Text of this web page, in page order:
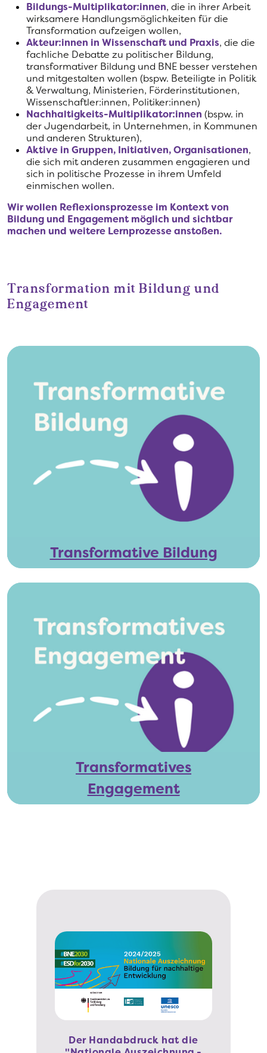
Bildungs-Multiplikator:innen, die in ihrer Arbeit
wirksamere Handlungsmöglichkeiten für die
Transformation aufzeigen wollen,
Akteur:innen in Wissenschaft und Praxis, die die
fachliche Debatte zu politischer Bildung,
transformativer Bildung und BNE besser verstehen
und mitgestalten wollen (bspw. Beteiligte in Politik
& Verwaltung, Ministerien, Förderinstitutionen,
Wissenschaftler:innen, Politiker:innen)
Nachhaltigkeits-Multiplikator:innen (bspw. in
der Jugendarbeit, in Unternehmen, in Kommunen
und anderen Strukturen),
Aktive in Gruppen, Initiativen, Organisationen,
die sich mit anderen zusammen engagieren und
sich in politische Prozesse in ihrem Umfeld
einmischen wollen.
Wir wollen Reflexionsprozesse im Kontext von
Bildung und Engagement möglich und sichtbar
machen und weitere Lernprozesse anstoßen.
Section - Headline
Transformation mit Bildung und
Engagement
Transformative Bildung
Transformatives
Engagement
Der Handabdruck hat die